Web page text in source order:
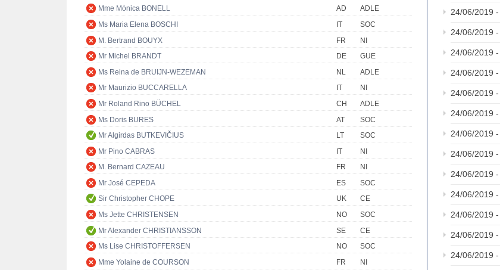
Mme Mònica BONELL
AD
ADLE
Ms Maria Elena BOSCHI
IT
SOC
M. Bertrand BOUYX
FR
NI
Mr Michel BRANDT
DE
GUE
Ms Reina de BRUIJN-WEZEMAN
NL
ADLE
Mr Maurizio BUCCARELLA
IT
NI
Mr Roland Rino BÜCHEL
CH
ADLE
Ms Doris BURES
AT
SOC
Mr Algirdas BUTKEVIČIUS
LT
SOC
Mr Pino CABRAS
IT
NI
M. Bernard CAZEAU
FR
NI
Mr José CEPEDA
ES
SOC
Sir Christopher CHOPE
UK
CE
Ms Jette CHRISTENSEN
NO
SOC
Mr Alexander CHRISTIANSSON
SE
CE
Ms Lise CHRISTOFFERSEN
NO
SOC
Mme Yolaine de COURSON
FR
NI
24/06/2019 -
24/06/2019 -
24/06/2019 -
24/06/2019 -
24/06/2019 -
24/06/2019 -
24/06/2019 -
24/06/2019 -
24/06/2019 -
24/06/2019 -
24/06/2019 -
24/06/2019 -
24/06/2019 -